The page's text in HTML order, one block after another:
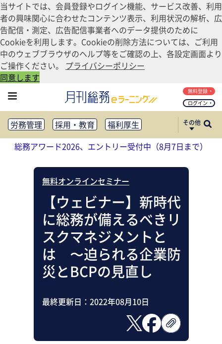
当サイトでは、会員登録やログイン機能、サービス改善、利用
者の興味関心に合わせたコンテンツ表示、利用状況の解析、広
告配信・測定、広告配信事業者へのデータ提供のために
Cookieを利用します。Cookieの削除方法については、ご利用
中のウェブブラウザのヘルプ等をご確認の上、各設定画面より
ご操作ください。 プライバシーポリシー
同意します
ログイン
無料登録
労務管理 採用・教育
福利厚生
健康経営
働き方改革
法務・コンプライアンス
リスクマネジメント・BCP
社外・社内広報
社外・社内コミュニケーション活性化
FM・オフィス移転
CSR・SDGs
テクノロジー活用・DX
助成金・補助金・コスト削減
アウトソーシング・BPO
調査・レポート
その他
総務アワード2026、エントリー受付中（8月7日まで）
無料オンラインセミナー
【ウェビナー】新時代
に総務が備えるべきリ
スクマネジメントと
は 〜迫られる企業防
災とBCPの見直し
最終更新日： 2022年08月10日